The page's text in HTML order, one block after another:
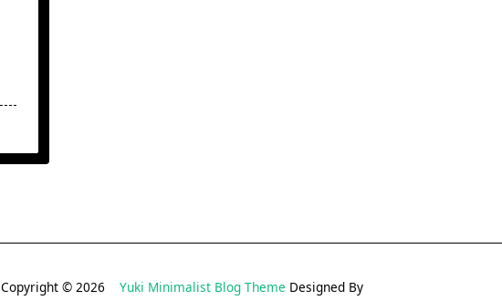
Copyright © 2026Yuki Minimalist Blog Theme Designed By